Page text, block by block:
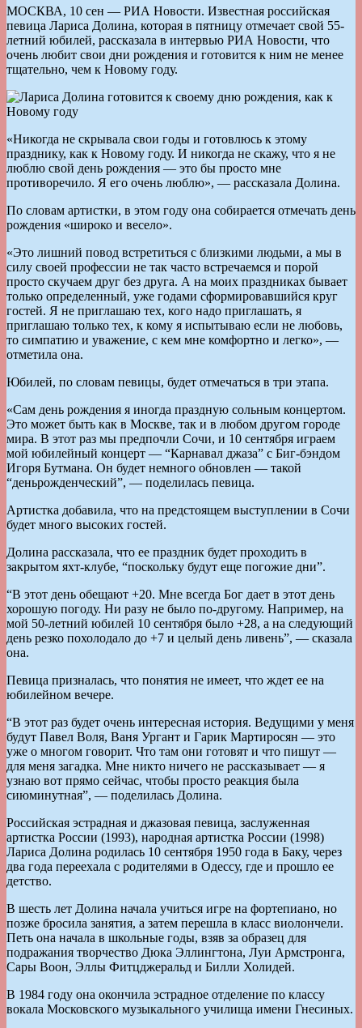
МОСКВА, 10 сен — РИА Новости. Известная российская
певица Лариса Долина, которая в пятницу отмечает свой 55-
летний юбилей, рассказала в интервью РИА Новости, что
очень любит свои дни рождения и готовится к ним не менее
тщательно, чем к Новому году.
«Никогда не скрывала свои годы и готовлюсь к этому
празднику, как к Новому году. И никогда не скажу, что я не
люблю свой день рождения — это бы просто мне
противоречило. Я его очень люблю», — рассказала Долина.
По словам артистки, в этом году она собирается отмечать день
рождения «широко и весело».
«Это лишний повод встретиться с близкими людьми, а мы в
силу своей профессии не так часто встречаемся и порой
просто скучаем друг без друга. А на моих праздниках бывает
только определенный, уже годами сформировавшийся круг
гостей. Я не приглашаю тех, кого надо приглашать, я
приглашаю только тех, к кому я испытываю если не любовь,
то симпатию и уважение, с кем мне комфортно и легко», —
отметила она.
Юбилей, по словам певицы, будет отмечаться в три этапа.
«Сам день рождения я иногда праздную сольным концертом.
Это может быть как в Москве, так и в любом другом городе
мира. В этот раз мы предпочли Сочи, и 10 сентября играем
мой юбилейный концерт — “Карнавал джаза” с Биг-бэндом
Игоря Бутмана. Он будет немного обновлен — такой
“деньрожденческий”, — поделилась певица.
Артистка добавила, что на предстоящем выступлении в Сочи
будет много высоких гостей.
Долина рассказала, что ее праздник будет проходить в
закрытом яхт-клубе, “поскольку будут еще погожие дни”.
“В этот день обещают +20. Мне всегда Бог дает в этот день
хорошую погоду. Ни разу не было по-другому. Например, на
мой 50-летний юбилей 10 сентября было +28, а на следующий
день резко похолодало до +7 и целый день ливень”, — сказала
она.
Певица призналась, что понятия не имеет, что ждет ее на
юбилейном вечере.
“В этот раз будет очень интересная история. Ведущими у меня
будут Павел Воля, Ваня Ургант и Гарик Мартиросян — это
уже о многом говорит. Что там они готовят и что пишут —
для меня загадка. Мне никто ничего не рассказывает — я
узнаю вот прямо сейчас, чтобы просто реакция была
сиюминутная”, — поделилась Долина.
Российская эстрадная и джазовая певица, заслуженная
артистка России (1993), народная артистка России (1998)
Лариса Долина родилась 10 сентября 1950 года в Баку, через
два года переехала с родителями в Одессу, где и прошло ее
детство.
В шесть лет Долина начала учиться игре на фортепиано, но
позже бросила занятия, а затем перешла в класс виолончели.
Петь она начала в школьные годы, взяв за образец для
подражания творчество Дюка Эллингтона, Луи Армстронга,
Сары Воон, Эллы Фитцджеральд и Билли Холидей.
В 1984 году она окончила эстрадное отделение по классу
вокала Московского музыкального училища имени Гнесиных.